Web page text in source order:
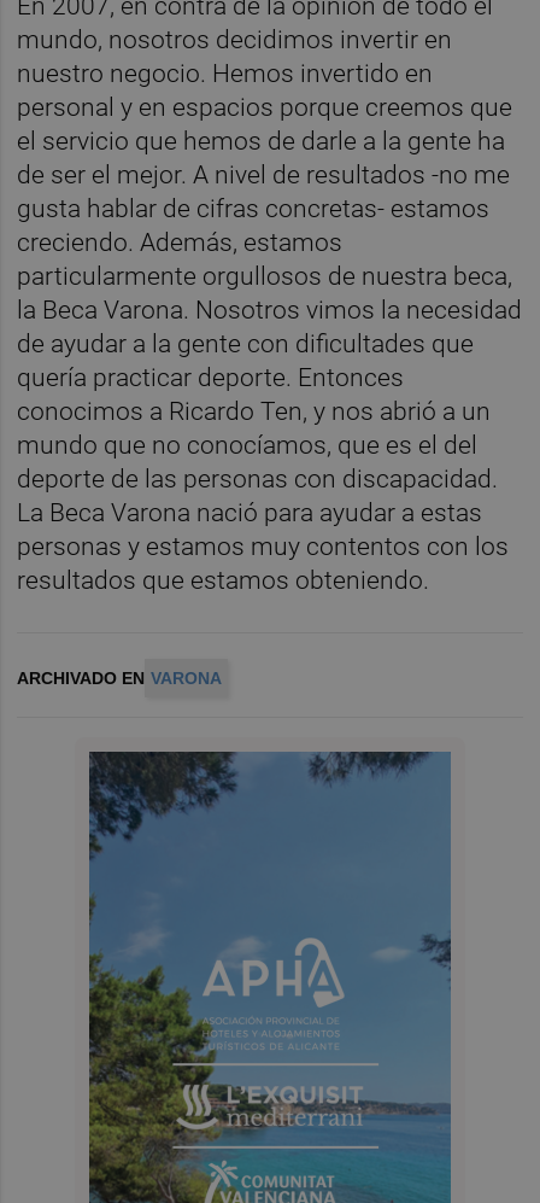
En 2007, en contra de la opinión de todo el
mundo, nosotros decidimos invertir en
nuestro negocio. Hemos invertido en
personal y en espacios porque creemos que
el servicio que hemos de darle a la gente ha
de ser el mejor. A nivel de resultados -no me
gusta hablar de cifras concretas- estamos
creciendo. Además, estamos
particularmente orgullosos de nuestra beca,
la Beca Varona. Nosotros vimos la necesidad
de ayudar a la gente con dificultades que
quería practicar deporte. Entonces
conocimos a Ricardo Ten, y nos abrió a un
mundo que no conocíamos, que es el del
deporte de las personas con discapacidad.
La Beca Varona nació para ayudar a estas
personas y estamos muy contentos con los
resultados que estamos obteniendo.
ARCHIVADO EN VARONA